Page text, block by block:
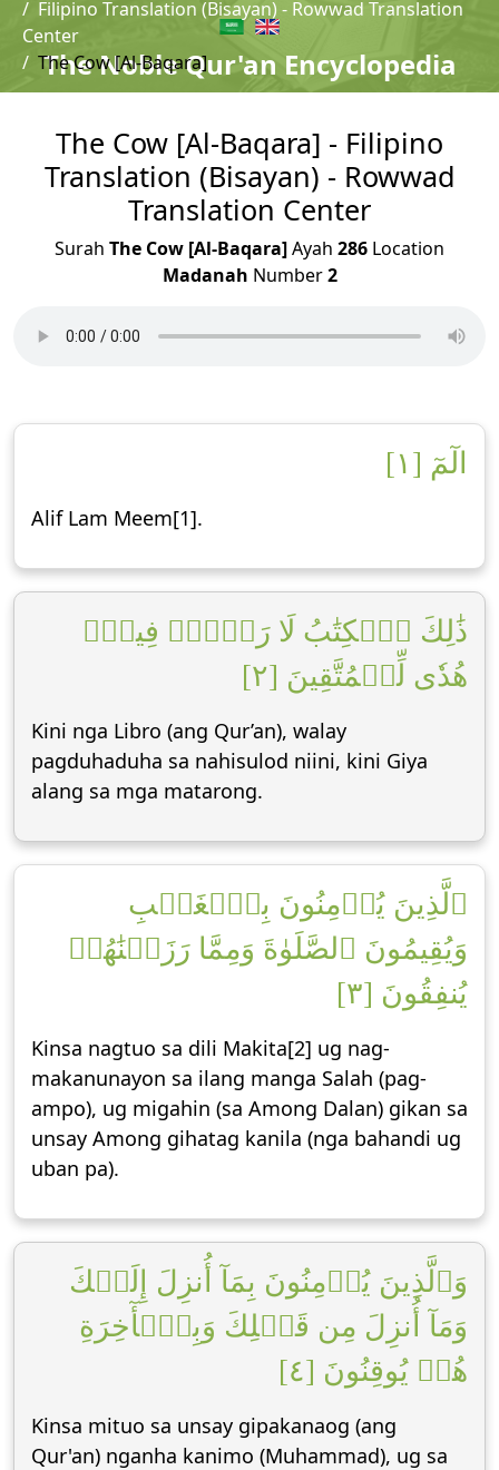
The Noble Qur'an Encyclopedia
Filipino Translation (Bisayan) - Rowwad Translation
Center
The Cow [Al-Baqara]
The Cow [Al-Baqara] - Filipino
Translation (Bisayan) - Rowwad
Translation Center
Surah The Cow [Al-Baqara]Ayah 286 Location
Madanah Number2
الٓمٓ [١]
Alif Lam Meem[1].
ذَٰلِكَ ٱلۡكِتَٰبُ لَا رَيۡبَۛ فِيهِۛ
هُدٗى لِّلۡمُتَّقِينَ [٢]
Kini nga Libro (ang Qur’an), walay
pagduhaduha sa nahisulod niini, kini Giya
alang sa mga matarong.
ٱلَّذِينَ يُؤۡمِنُونَ بِٱلۡغَيۡبِ
وَيُقِيمُونَ ٱلصَّلَوٰةَ وَمِمَّا رَزَقۡنَٰهُمۡ
يُنفِقُونَ [٣]
Kinsa nagtuo sa dili Makita[2] ug nag-
makanunayon sa ilang manga Salah (pag-
ampo), ug migahin (sa Among Dalan) gikan sa
unsay Among gihatag kanila (nga bahandi ug
uban pa).
وَٱلَّذِينَ يُؤۡمِنُونَ بِمَآ أُنزِلَ إِلَيۡكَ
وَمَآ أُنزِلَ مِن قَبۡلِكَ وَبِٱلۡأٓخِرَةِ
هُمۡ يُوقِنُونَ [٤]
Kinsa mituo sa unsay gipakanaog (ang
Qur'an) nganha kanimo (Muhammad), ug sa